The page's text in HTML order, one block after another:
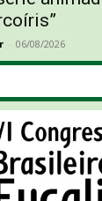
- 06/08/2026